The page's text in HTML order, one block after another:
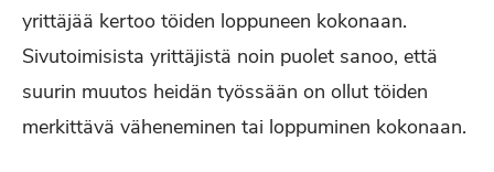
yrittäjää kertoo töiden loppuneen kokonaan.
Sivutoimisista yrittäjistä noin puolet sanoo, että
suurin muutos heidän työssään on ollut töiden
merkittävä väheneminen tai loppuminen kokonaan.